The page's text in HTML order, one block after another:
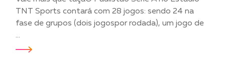
TNT Sports contará com 28 jogos: sendo 24 na
fase de grupos (dois jogospor rodada), um jogo de
...